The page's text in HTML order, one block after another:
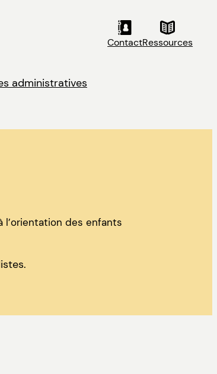
ContactRessources
administratives
l’orientation des enfants